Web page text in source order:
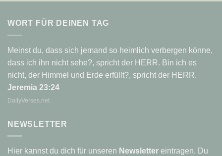
WORT FÜR DEINEN TAG
Meinst du, dass sich jemand so heimlich verbergen könne,
dass ich ihn nicht sehe?, spricht der HERR. Bin ich es
nicht, der Himmel und Erde erfüllt?, spricht der HERR.
Jeremia 23:24
DailyVerses.net
NEWSLETTER
Hier kannst du dich für unseren Newsletter eintragen. Du